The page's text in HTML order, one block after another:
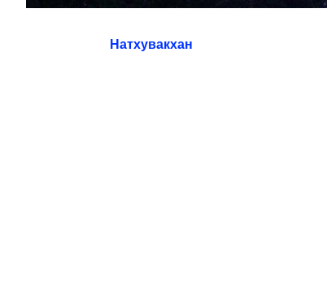
Натхувакхан